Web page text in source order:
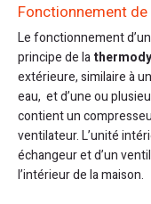
Fonctionnement
Le fonctionnement
principe de la
extérieure, similaire à
eau, et d’une ou
contient un
ventilateur. L’unité
échangeur et d’un
l’intérieur de la maison.